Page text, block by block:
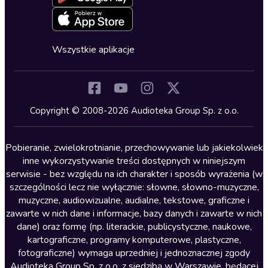
Kryminały
Lektury szkolne
Literatura anglojęzyczna
Literatura faktu
Literatura obyczajowa
Literatura piękna obca
Literatura piękna polska
Nagrania relaksacyjne
Deklaracja dostępności
Zapowiedzi
Cykle audiobooków
Wszystkie aplikacje
Copyright © 2008-2026 Audioteka Group Sp. z o.o.
Pobieranie, zwielokrotnianie, przechowywanie lub jakiekolwiek
inne wykorzystywanie treści dostępnych w niniejszym
serwisie - bez względu na ich charakter i sposób wyrażenia (w
szczególności lecz nie wyłącznie: słowne, słowno-muzyczne,
muzyczne, audiowizualne, audialne, tekstowe, graficzne i
zawarte w nich dane i informacje, bazy danych i zawarte w nich
dane) oraz formę (np. literackie, publicystyczne, naukowe,
kartograficzne, programy komputerowe, plastyczne,
fotograficzne) wymaga uprzedniej i jednoznacznej zgody